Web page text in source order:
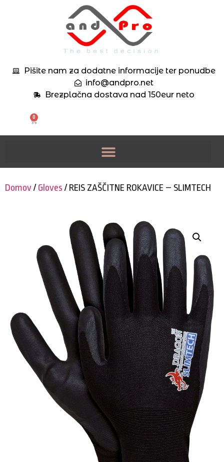
Pišite nam za dodatne informacije ter ponudbe
info@andpro.net
Brezplačna dostava nad 150eur neto
0
Domov/Gloves/ REIS ZAŠČITNE ROKAVICE – SLIMTECH